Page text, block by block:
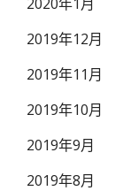
2019年12月
2019年11月
2019年10月
2019年9月
2019年8月